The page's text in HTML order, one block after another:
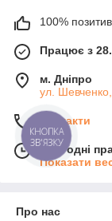
100%
Працює з
м. Дніпро
ул.
Контакти
Сьогодні
Показати
Про нас
КНОПКА
ЗВ'ЯЗКУ